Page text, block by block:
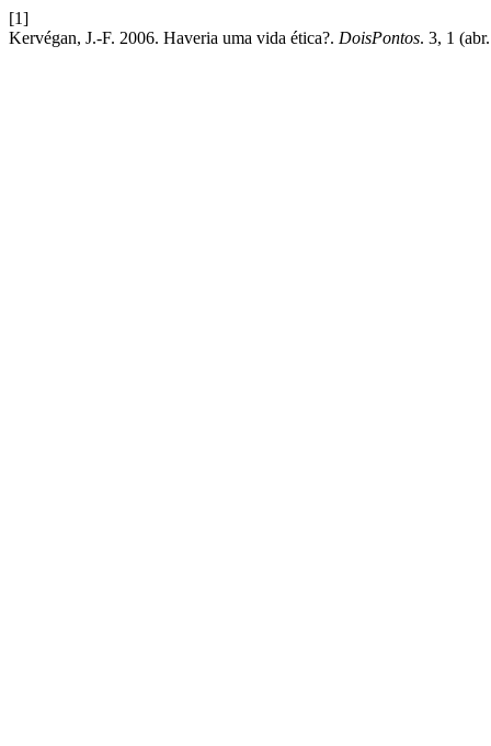
[1]
Kervégan, J.-F. 2006. Haveria uma vida ética?. DoisPontos. 3, 1